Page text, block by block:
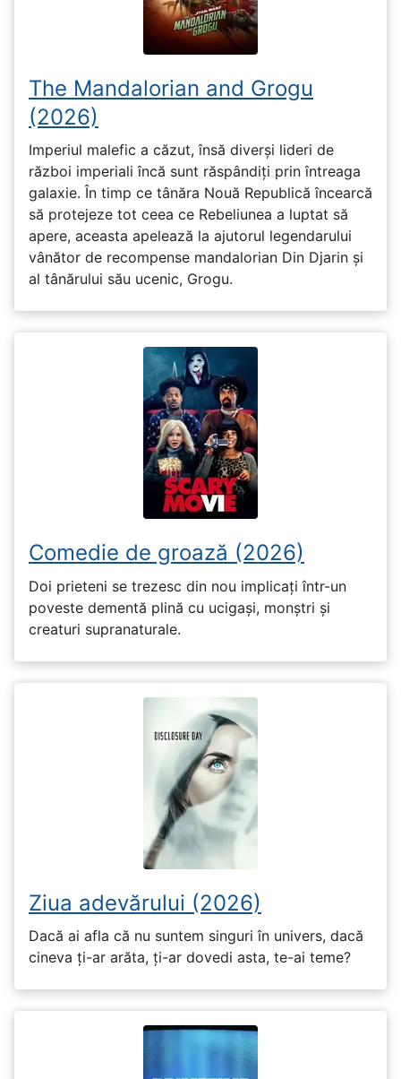
The Mandalorian and Grogu
(2026)
Imperiul malefic a căzut, însă diverși lideri de
război imperiali încă sunt răspândiți prin întreaga
galaxie. În timp ce tânăra Nouă Republică încearcă
să protejeze tot ceea ce Rebeliunea a luptat să
apere, aceasta apelează la ajutorul legendarului
vânător de recompense mandalorian Din Djarin și
al tânărului său ucenic, Grogu.
Comedie de groază (2026)
Doi prieteni se trezesc din nou implicați într-un
poveste dementă plină cu ucigași, monștri și
creaturi supranaturale.
Ziua adevărului (2026)
Dacă ai afla că nu suntem singuri în univers, dacă
cineva ți-ar arăta, ți-ar dovedi asta, te-ai teme?